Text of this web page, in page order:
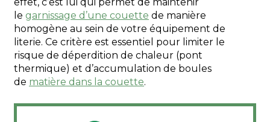
effet, c’est lui qui permet de maintenir
le garnissage d’une couette de manière
homogène au sein de votre équipement de
literie. Ce critère est essentiel pour limiter le
risque de déperdition de chaleur (pont
thermique) et d’accumulation de boules
de matière dans la couette.